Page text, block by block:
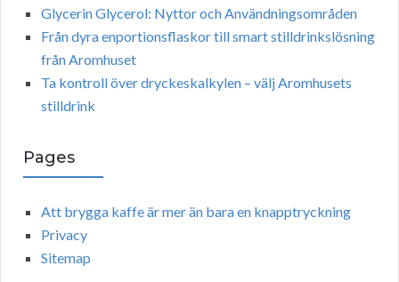
Glycerin Glycerol: Nyttor och Användningsområden
Från dyra enportionsflaskor till smart stilldrinkslösning
från Aromhuset
Ta kontroll över dryckeskalkylen – välj Aromhusets
stilldrink
Pages
Att brygga kaffe är mer än bara en knapptryckning
Privacy
Sitemap